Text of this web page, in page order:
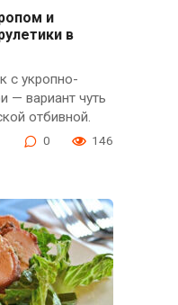
и
в
с укропно-
— вариант чуть
отбивной.
0 146